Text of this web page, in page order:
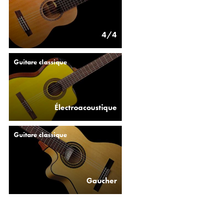
4/4
Guitare classique
Électroacoustique
Guitare classique
Gaucher